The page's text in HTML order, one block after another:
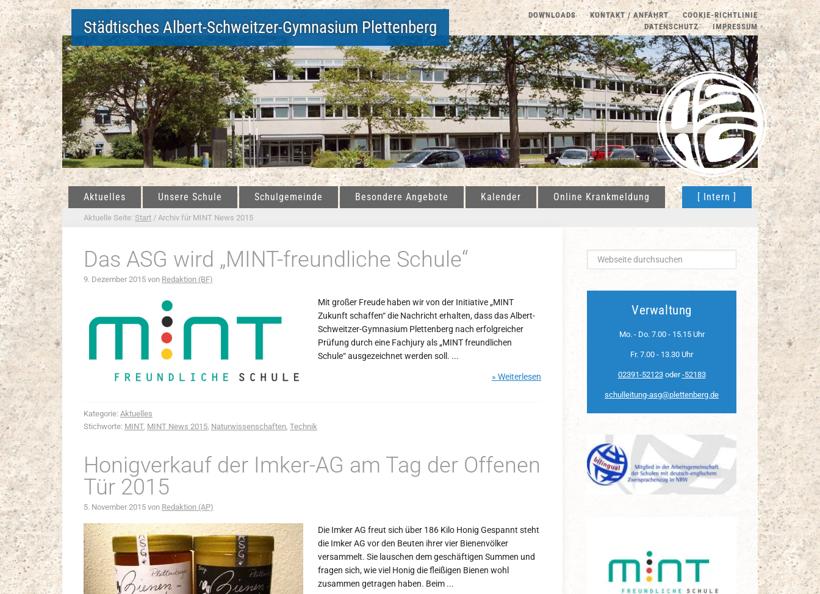
DOWNLOADS KONTAKT / ANFAHRT
COOKIE-RICHTLINIE
DATENSCHUTZ
IMPRESSUM
Städtisches Albert-Schweitzer-Gymnasium Plettenberg
Aktuelles Unsere Schule Schulgemeinde Besondere Angebote Kalender Online Krankmeldung [ Intern ]
Aktuelle Seite: Start / Archiv für MINT News 2015
Das ASG wird „MINT-freundliche Schule“
9. Dezember 2015 von Redaktion (BF)
Mit großer Freude haben wir von der Initiative „MINT
Zukunft schaffen“ die Nachricht erhalten, dass das Albert-
Schweitzer-Gymnasium Plettenberg nach erfolgreicher
Prüfung durch eine Fachjury als „MINT freundlichen
Schule“ ausgezeichnet werden soll. ...
» Weiterlesen
Kategorie: Aktuelles
Stichworte: MINT, MINT News 2015, Naturwissenschaften, Technik
Honigverkauf der Imker-AG am Tag der Offenen
Tür 2015
5. November 2015 von Redaktion (AP)
Die Imker AG freut sich über 186 Kilo Honig Gespannt steht
die Imker AG vor den Beuten ihrer vier Bienenvölker
versammelt. Sie lauschen dem geschäftigen Summen und
fragen sich, wie viel Honig die fleißigen Bienen wohl
zusammen getragen haben. Beim ...
Verwaltung
Mo. - Do. 7.00 - 15.15 Uhr
Fr. 7.00 - 13.30 Uhr
02391-52123oder-52183
schulleitung-asg@plettenberg.de